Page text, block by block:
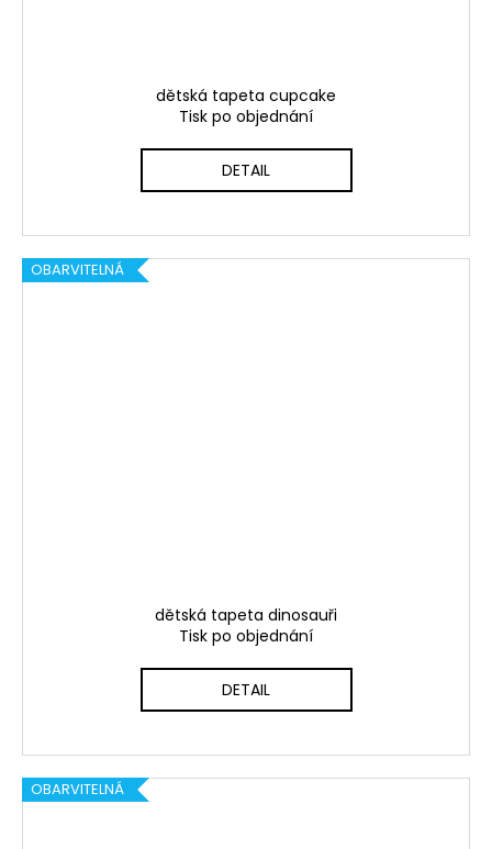
dětská tapeta cupcake
Tisk po objednání
DETAIL
OBARVITELNÁ
dětská tapeta dinosauři
Tisk po objednání
DETAIL
OBARVITELNÁ